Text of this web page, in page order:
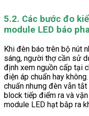
5.2. Các bước đo
module LED báo
Khi đèn báo trên bộ nút
sáng, người thợ cần sử
định xem nguồn cấp tại
điện áp chuẩn hay
chuẩn nhưng đèn vẫn
block tiếp điểm ra và
module LED hạt bắp ra